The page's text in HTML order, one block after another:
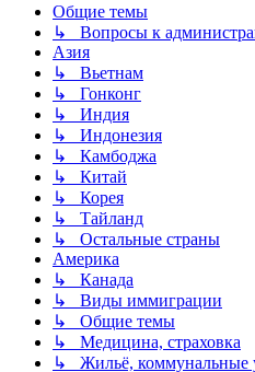
Общие темы
↳ Вопросы к
Азия
↳ Вьетнам
↳ Гонконг
↳ Индия
↳ Индонезия
↳ Камбоджа
↳ Китай
↳ Корея
↳ Тайланд
↳ Остальные страны
Америка
↳ Канада
↳ Виды иммиграции
↳ Общие темы
↳ Медицина, страховка
↳ Жильё, коммунальные